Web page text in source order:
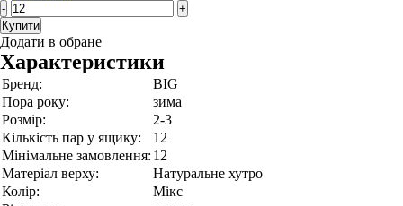
-
+
Купити
Додати в обране
Характеристики
Бренд:
BIG
Пора року:
зима
Розмір:
2-3
Кількість пар у ящику:
12
Мінімальне замовлення: 12
Матеріал верху:
Натуральне хутро
Колір:
Мікс